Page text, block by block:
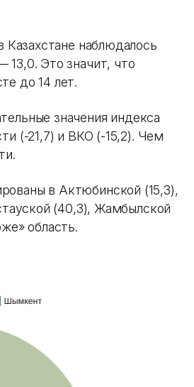
Казахстане наблюдалось
13,0. Это значит, что
до 14 лет.
значения индекса
(-21,7) и ВКО (-15,2). Чем
в Актюбинской (15,3),
(40,3), Жамбылской
область.